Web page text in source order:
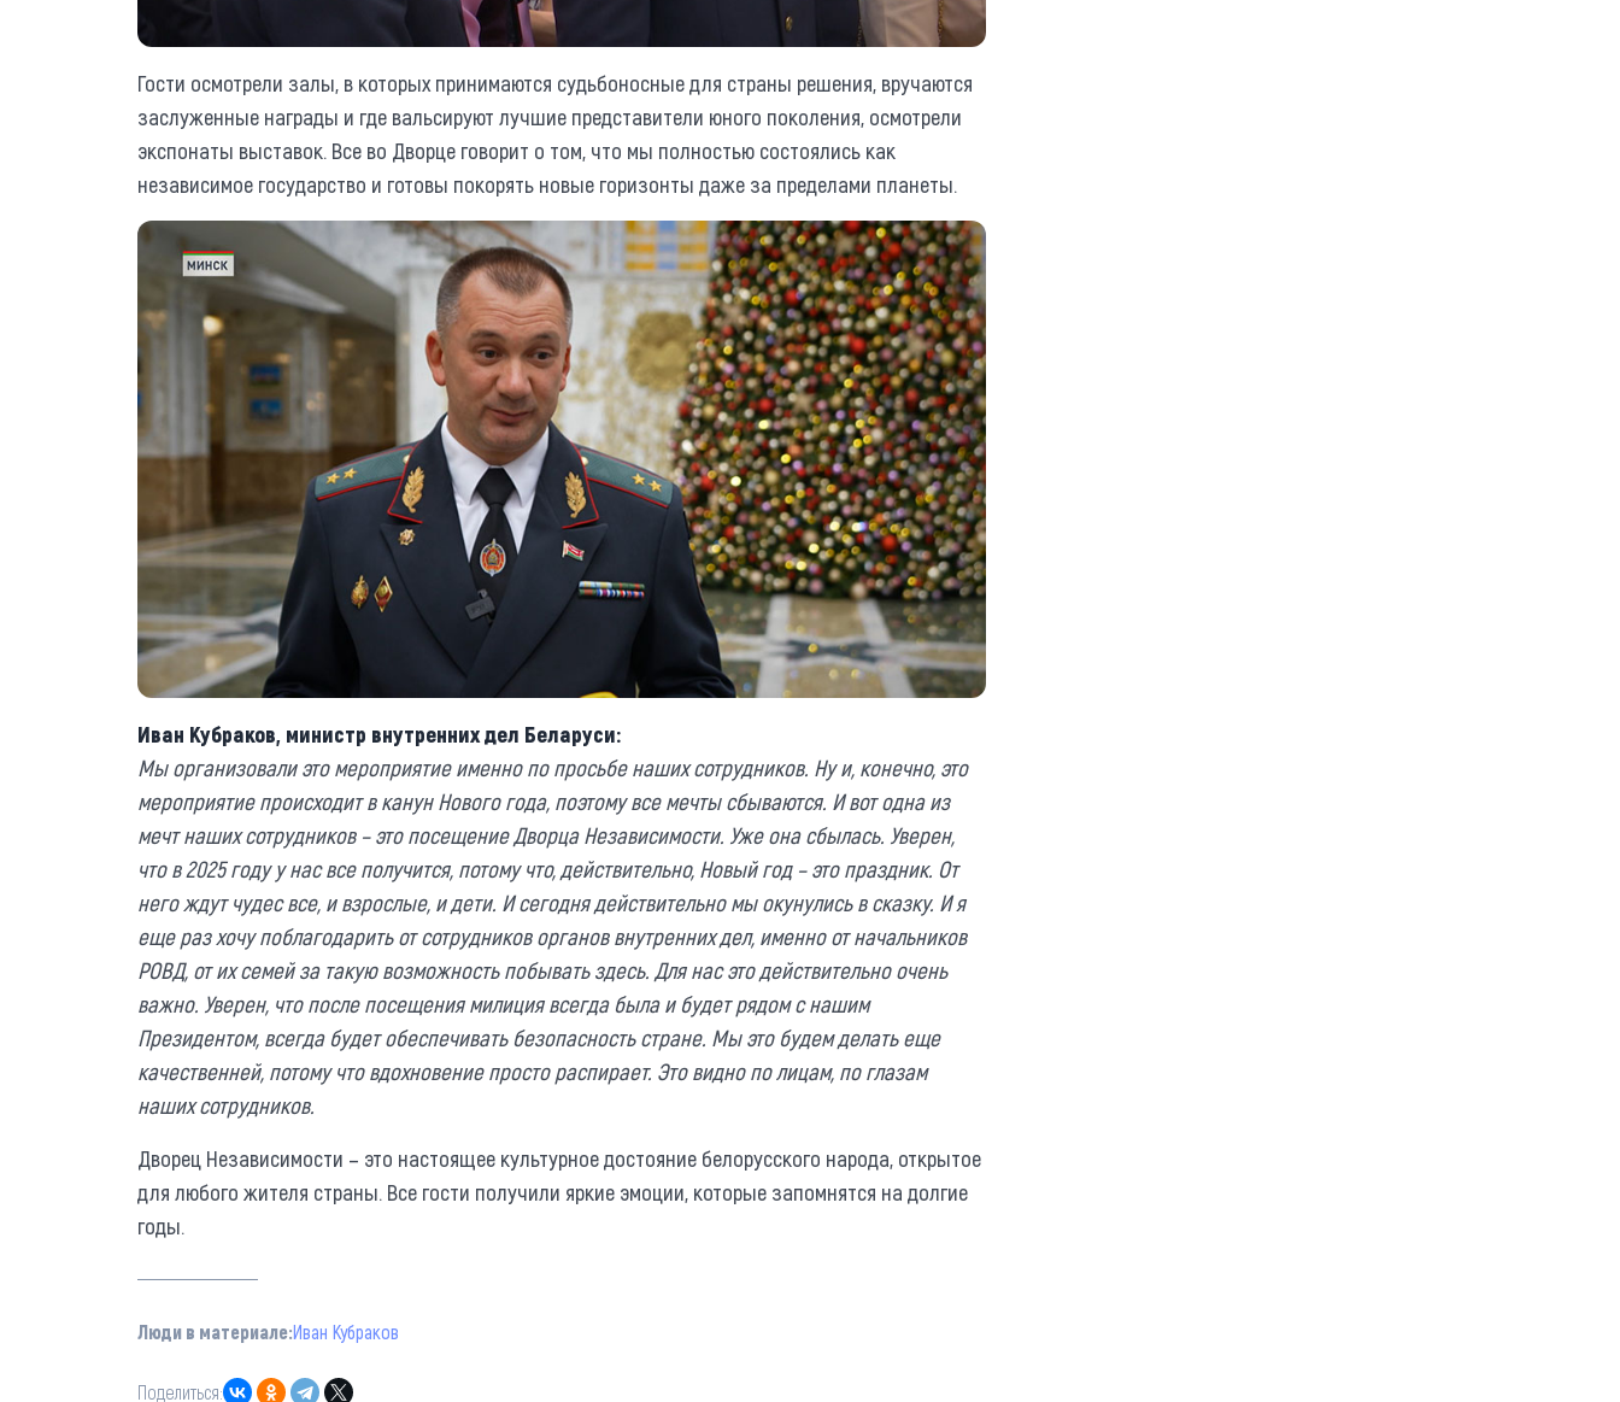
Гости осмотрели залы, в которых принимаются судьбоносные для страны решения, вручаются
заслуженные награды и где вальсируют лучшие представители юного поколения, осмотрели
экспонаты выставок. Все во Дворце говорит о том, что мы полностью состоялись как
независимое государство и готовы покорять новые горизонты даже за пределами планеты.
Иван Кубраков, министр внутренних дел Беларуси:
Мы организовали это мероприятие именно по просьбе наших сотрудников. Ну и, конечно, это
мероприятие происходит в канун Нового года, поэтому все мечты сбываются. И вот одна из
мечт наших сотрудников – это посещение Дворца Независимости. Уже она сбылась. Уверен,
что в 2025 году у нас все получится, потому что, действительно, Новый год – это праздник. От
него ждут чудес все, и взрослые, и дети. И сегодня действительно мы окунулись в сказку. И я
еще раз хочу поблагодарить от сотрудников органов внутренних дел, именно от начальников
РОВД, от их семей за такую возможность побывать здесь. Для нас это действительно очень
важно. Уверен, что после посещения милиция всегда была и будет рядом с нашим
Президентом, всегда будет обеспечивать безопасность стране. Мы это будем делать еще
качественней, потому что вдохновение просто распирает. Это видно по лицам, по глазам
наших сотрудников.
Дворец Независимости – это настоящее культурное достояние белорусского народа, открытое
для любого жителя страны. Все гости получили яркие эмоции, которые запомнятся на долгие
годы.
Люди в материале:Иван Кубраков
Поделиться: